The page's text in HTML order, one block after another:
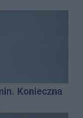
Konieczna